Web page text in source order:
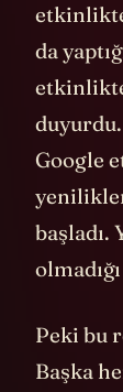
da
Google
başladı.
Peki bu
Başka